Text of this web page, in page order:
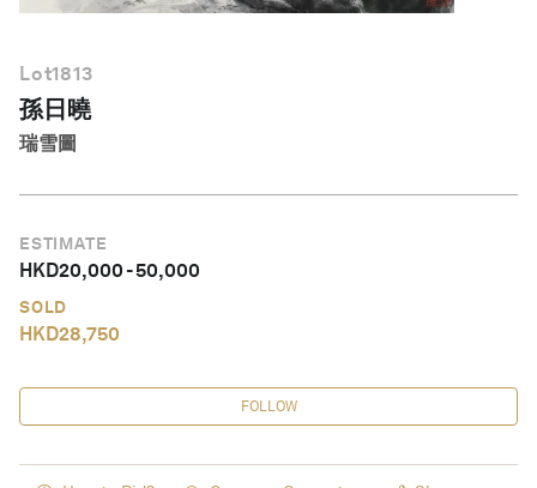
Lot1813
孫日曉
瑞雪圖
ESTIMATE
HKD20,000-50,000
SOLD
HKD28,750
FOLLOW